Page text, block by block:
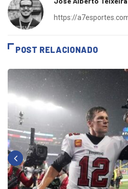
José Alberto
https://
POST RELACIONADO